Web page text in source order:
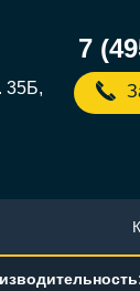
35Б,
7